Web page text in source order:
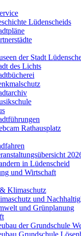
Lüdenscheids
der Stadt
des Lichts
Rathausplatz
in Lüdenscheid
und Wirtschaft
Klimaschutz
und
und Grünplanung
der Grundschule
Grundschule